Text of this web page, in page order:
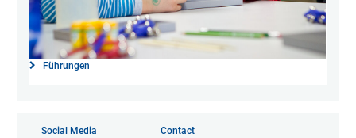
Führungen
Social Media Contact